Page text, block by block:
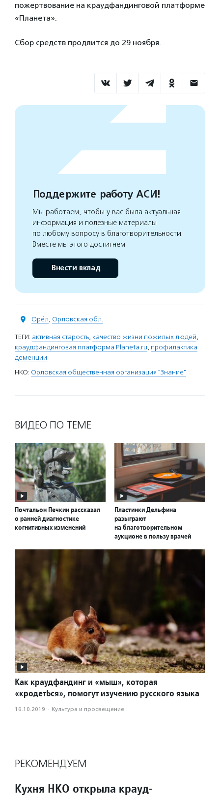
пожертвование на краудфандинговой платформе
«Планета».
Сбор средств продлится до 29 ноября.
Поддержите работу АСИ!
Мы работаем, чтобы у вас была актуальная
информация и полезные материалы
по любому вопросу в благотворительности.
Вместе мы этого достигнем
Внести вклад
Орёл, Орловская обл.
ТЕГИ: активная старость, качество жизни пожилых людей,
краудфандинговая платформа Planeta.ru, профилактика
деменции
НКО: Орловская общественная организация "Знание"
ВИДЕО ПО ТЕМЕ
Почтальон Печкин рассказал
о ранней диагностике
когнитивных изменений
Пластинки Дельфина
разыграют
на благотворительном
аукционе в пользу врачей
Как краудфандинг и «мыш», которая
«кродетЬся», помогут изучению русского языка
16.10.2019 · Культура и просвещение
РЕКОМЕНДУЕМ
Кухня НКО открыла крауд-